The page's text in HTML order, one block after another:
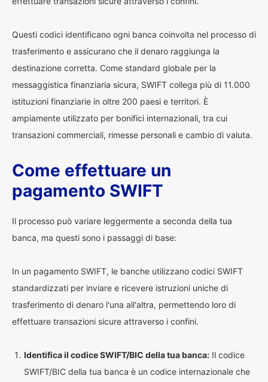
Questi codici identificano ogni banca coinvolta nel processo di
trasferimento e assicurano che il denaro raggiunga la
destinazione corretta. Come standard globale per la
messaggistica finanziaria sicura, SWIFT collega più di 11.000
istituzioni finanziarie in oltre 200 paesi e territori. È
ampiamente utilizzato per bonifici internazionali, tra cui
transazioni commerciali, rimesse personali e cambio di valuta.
Come effettuare un
pagamento SWIFT
Il processo può variare leggermente a seconda della tua
banca, ma questi sono i passaggi di base:
In un pagamento SWIFT, le banche utilizzano codici SWIFT
standardizzati per inviare e ricevere istruzioni uniche di
trasferimento di denaro l'una all'altra, permettendo loro di
effettuare transazioni sicure attraverso i confini.
Identifica il codice SWIFT/BIC della tua banca: Il codice
SWIFT/BIC della tua banca è un codice internazionale che